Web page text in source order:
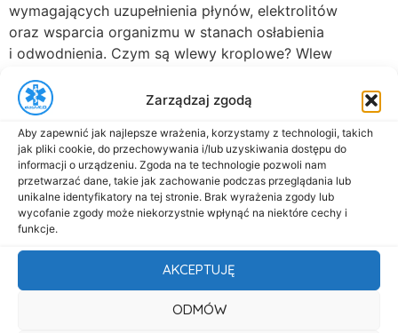
Zarządzaj zgodą
Aby zapewnić jak najlepsze wrażenia, korzystamy z technologii, takich
jak pliki cookie, do przechowywania i/lub uzyskiwania dostępu do
informacji o urządzeniu. Zgoda na te technologie pozwoli nam
przetwarzać dane, takie jak zachowanie podczas przeglądania lub
unikalne identyfikatory na tej stronie. Brak wyrażenia zgody lub
wycofanie zgody może niekorzystnie wpłynąć na niektóre cechy i
funkcje.
AKCEPTUJĘ
ODMÓW
wymagających uzupełnienia płynów, elektrolitów
oraz wsparcia organizmu w stanach osłabienia
i odwodnienia. Czym są wlewy kroplowe? Wlew
al. Marsz. Józefa Piłsudskiego 143
92-301 Łódź
+48 517-333-173
biuro@dasmed.pl